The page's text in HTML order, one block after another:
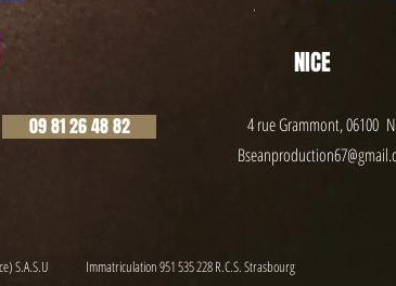
NICE
4 rue Grammont, 06100
09 81 26 48 82
S.A.S.U Immatriculation 951 535 228 R.C.S. Strasbourg